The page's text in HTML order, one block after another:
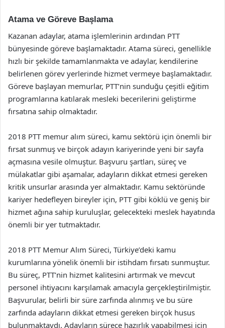
Atama ve Göreve Başlama
Kazanan adaylar, atama işlemlerinin ardından PTT
bünyesinde göreve başlamaktadır. Atama süreci, genellikle
hızlı bir şekilde tamamlanmakta ve adaylar, kendilerine
belirlenen görev yerlerinde hizmet vermeye başlamaktadır.
Göreve başlayan memurlar, PTT’nin sunduğu çeşitli eğitim
programlarına katılarak mesleki becerilerini geliştirme
fırsatına sahip olmaktadır.
2018 PTT memur alım süreci, kamu sektörü için önemli bir
fırsat sunmuş ve birçok adayın kariyerinde yeni bir sayfa
açmasına vesile olmuştur. Başvuru şartları, süreç ve
mülakatlar gibi aşamalar, adayların dikkat etmesi gereken
kritik unsurlar arasında yer almaktadır. Kamu sektöründe
kariyer hedefleyen bireyler için, PTT gibi köklü ve geniş bir
hizmet ağına sahip kuruluşlar, gelecekteki meslek hayatında
önemli bir yer tutmaktadır.
2018 PTT Memur Alım Süreci, Türkiye’deki kamu
kurumlarına yönelik önemli bir istihdam fırsatı sunmuştur.
Bu süreç, PTT’nin hizmet kalitesini artırmak ve mevcut
personel ihtiyacını karşılamak amacıyla gerçekleştirilmiştir.
Başvurular, belirli bir süre zarfında alınmış ve bu süre
zarfında adayların dikkat etmesi gereken birçok husus
bulunmaktaydı. Adayların sürece hazırlık yapabilmesi için